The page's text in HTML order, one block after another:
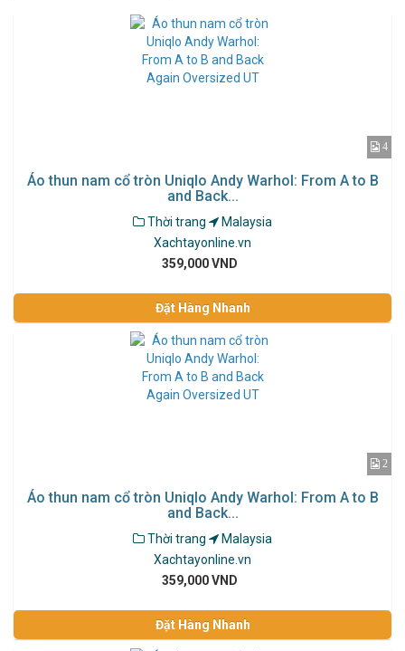
4
Áo thun nam cổ tròn Uniqlo Andy Warhol: From A to B
and Back...
Thời trang
Malaysia
Xachtayonline.vn
359,000 VND
Đặt Hàng Nhanh
2
Áo thun nam cổ tròn Uniqlo Andy Warhol: From A to B
and Back...
Thời trang
Malaysia
Xachtayonline.vn
359,000 VND
Đặt Hàng Nhanh